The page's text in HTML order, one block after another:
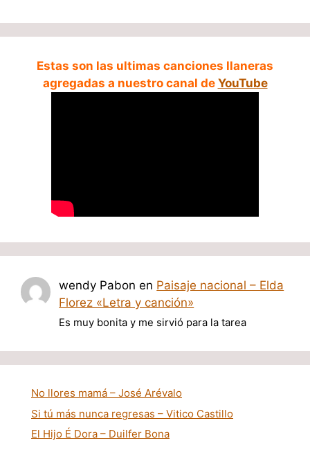
Estas son las ultimas canciones llaneras
agregadas a nuestro canal de YouTube
wendy Pabon en Paisaje nacional – Elda
Florez «Letra y canción»
Es muy bonita y me sirvió para la tarea
No llores mamá – José Arévalo
Si tú más nunca regresas – Vitico Castillo
El Hijo É Dora – Duilfer Bona